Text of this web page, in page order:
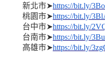
新北市➤https://bit.ly/
桃園市➤https://bit.ly/
台中市➤https://bit.ly/
台南市➤https://bit.ly/
高雄市➤https://bit.ly/